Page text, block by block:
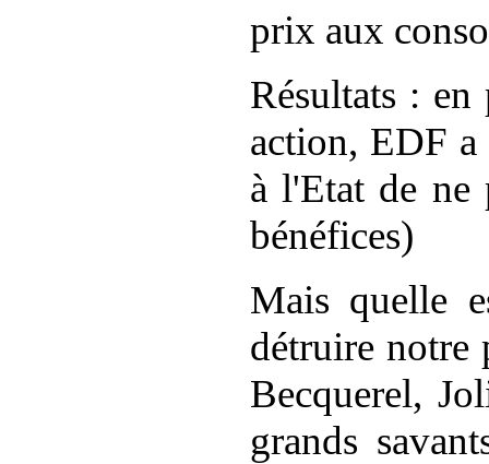
prix aux
Résultats : en
action, EDF a
à l'Etat de ne
bénéfices)
Mais quelle
détruire notre
Becquerel,
grands